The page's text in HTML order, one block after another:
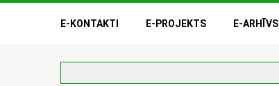
E-KONTAKTI E-PROJEKTS E-ARHĪVS